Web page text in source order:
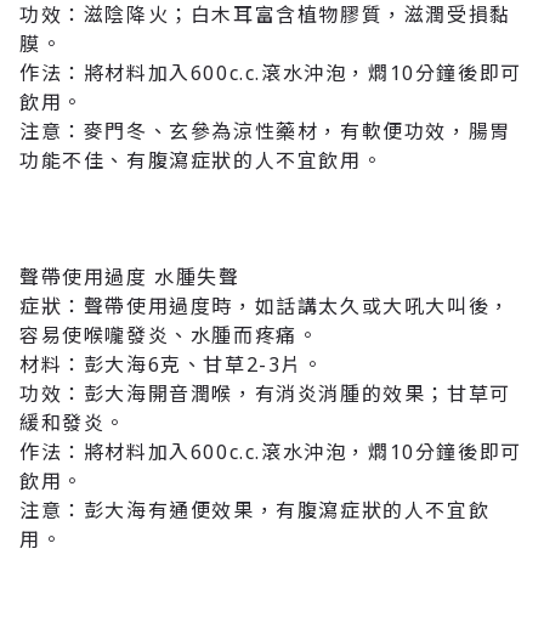
功效：滋陰降火；白木耳富含植物膠質，滋潤受損黏
膜。
作法：將材料加入600c.c.滾水沖泡，燜10分鐘後即可
飲用。
注意：麥門冬、玄參為涼性藥材，有軟便功效，腸胃
功能不佳、有腹瀉症狀的人不宜飲用。
聲帶使用過度 水腫失聲
症狀：聲帶使用過度時，如話講太久或大吼大叫後，
容易使喉嚨發炎、水腫而疼痛。
材料：彭大海6克、甘草2-3片。
功效：彭大海開音潤喉，有消炎消腫的效果；甘草可
緩和發炎。
作法：將材料加入600c.c.滾水沖泡，燜10分鐘後即可
飲用。
注意：彭大海有通便效果，有腹瀉症狀的人不宜飲
用。